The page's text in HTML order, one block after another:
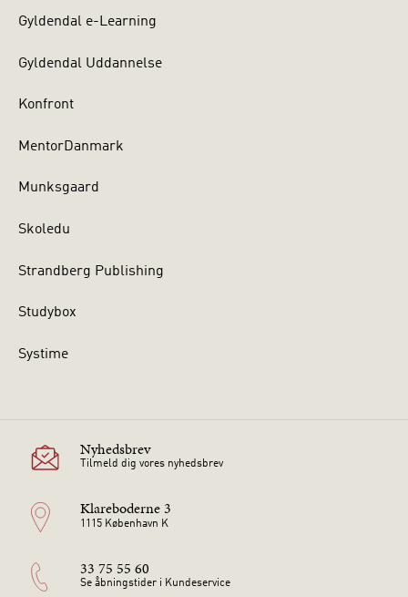
Gyldendal e-Learning
Gyldendal Uddannelse
Konfront
MentorDanmark
Munksgaard
Skoledu
Strandberg Publishing
Studybox
Systime
Nyhedsbrev
Tilmeld dig vores nyhedsbrev
Klareboderne 3
1115 København K
33 75 55 60
Se åbningstider i Kundeservice